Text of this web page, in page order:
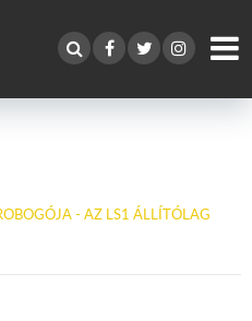
- AZ LS1 ÁLLÍTÓLAG